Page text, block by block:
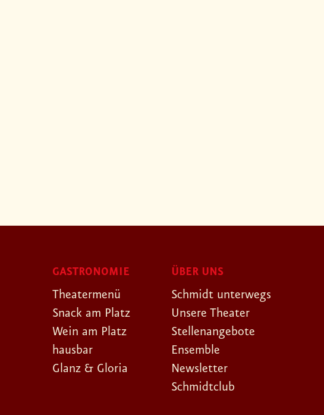
GASTRONOMIE
Theatermenü
Snack am Platz
Wein am Platz
hausbar
Glanz & Gloria
ÜBER UNS
Schmidt unterwegs
Unsere Theater
Stellenangebote
Ensemble
Newsletter
Schmidtclub